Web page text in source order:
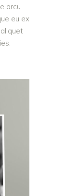
arcu
eu ex